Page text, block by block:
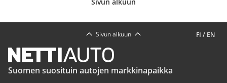
FI / EN
Sivun alkuun
Suomen suosituin autojen markkinapaikka